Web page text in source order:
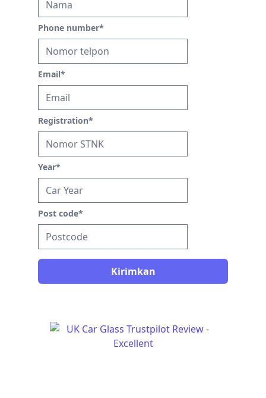
Phone number*
Email*
Registration*
Year*
Post code*
Kirimkan